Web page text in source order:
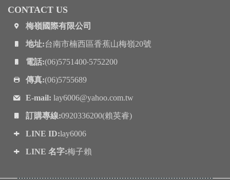
CONTACT US
梅嶺國際有限公司
地址:台南市楠西區香蕉山梅嶺20號
電話:(06)5751400‧5752200
傳真:(06)5755689
E-mail: lay6006@yahoo.com.tw
訂購專線:0920336200(賴英睿)
LINE ID:lay6006
LINE 名字:梅子賴